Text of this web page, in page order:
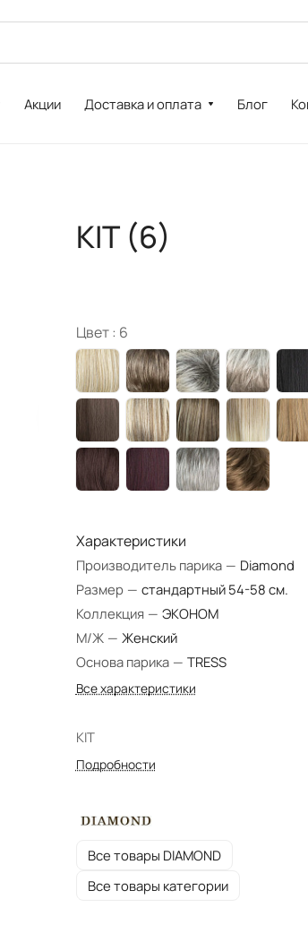
Акции Доставка и оплата Блог
KIT (6)
Цвет : 6
Характеристики
Производитель парика — Diamond
Размер — стандартный 54-58 см.
Коллекция — ЭКОНОМ
М/Ж — Женский
Основа парика — TRESS
Все характеристики
KIT
Подробности
Все товары DIAMOND
Все товары категории